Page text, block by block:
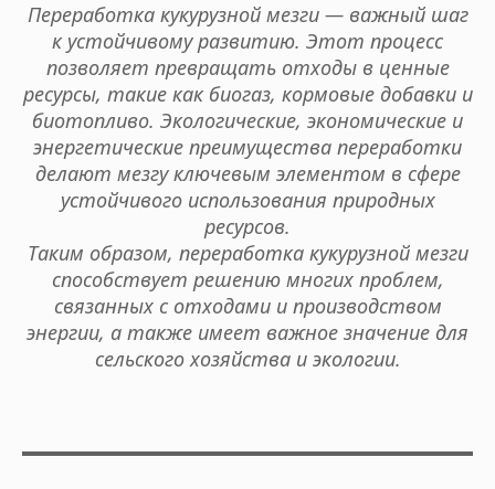
Переработка кукурузной мезги — важный шаг
к устойчивому развитию. Этот процесс
позволяет превращать отходы в ценные
ресурсы, такие как биогаз, кормовые добавки и
биотопливо. Экологические, экономические и
энергетические преимущества переработки
делают мезгу ключевым элементом в сфере
устойчивого использования природных
ресурсов.
Таким образом, переработка кукурузной мезги
способствует решению многих проблем,
связанных с отходами и производством
энергии, а также имеет важное значение для
сельского хозяйства и экологии.